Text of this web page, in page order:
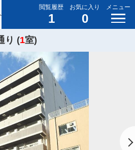
閲覧履歴
1
お気に入り
0
メニュー
り (1室)